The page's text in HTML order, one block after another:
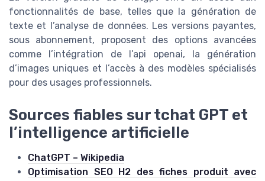
fonctionnalités de base, telles que la génération de
texte et l’analyse de données. Les versions payantes,
sous abonnement, proposent des options avancées
comme l’intégration de l’api openai, la génération
d’images uniques et l’accès à des modèles spécialisés
pour des usages professionnels.
Sources fiables sur tchat GPT et
l’intelligence artificielle
ChatGPT – Wikipedia
Optimisation SEO H2 des fiches produit avec